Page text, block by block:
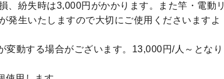
紛失時は3,000円がかかります。また竿・電動リ
発生いたしますので大切にご使用くださいますよ
動する場合がございます。13,000円/人～となり